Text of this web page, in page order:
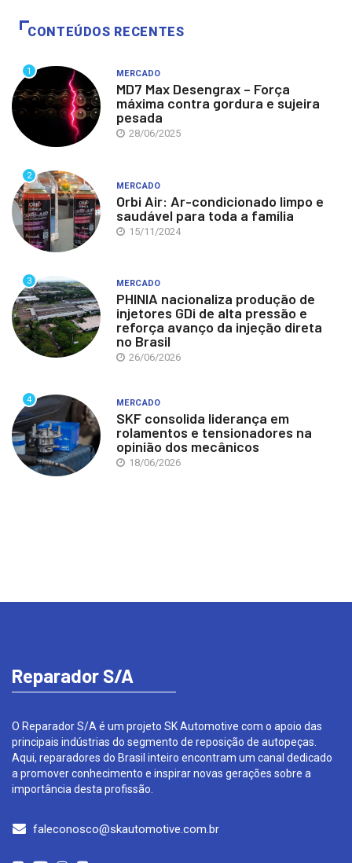
CONTEÚDOS RECENTES
1 MERCADO
MD7 Max Desengrax – Força
máxima contra gordura e sujeira
pesada
28/06/2025
2
MERCADO
Orbi Air: Ar-condicionado limpo e
saudável para toda a família
15/11/2024
3 MERCADO
PHINIA nacionaliza produção de
injetores GDi de alta pressão e
reforça avanço da injeção direta
no Brasil
26/06/2026
4 MERCADO
SKF consolida liderança em
rolamentos e tensionadores na
opinião dos mecânicos
18/06/2026
Reparador S/A
O Reparador S/A é um projeto SK Automotive com o apoio das
principais indústrias do segmento de reposição de autopeças.
Aqui, reparadores do Brasil inteiro encontram um canal dedicado
a promover conhecimento e inspirar novas gerações sobre a
importância desta profissão.
faleconosco@skautomotive.com.br